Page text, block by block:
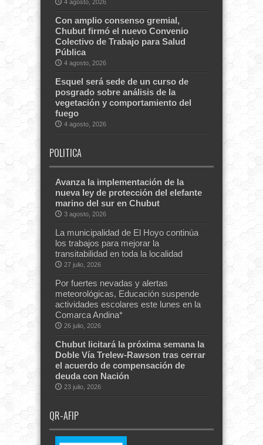
4 agosto, 2026
Con amplio consenso gremial,
Chubut firmó el nuevo Convenio
Colectivo de Trabajo para Salud
Pública
4 agosto, 2026
Esquel será sede de un curso de
posgrado sobre análisis de la
vegetación y comportamiento del
fuego
4 agosto, 2026
POLITICA
Avanza la implementación de la
nueva ley de protección del elefante
marino del sur en Chubut
3 agosto, 2026
La municipalidad de El Hoyo continúa
los trabajos para mejorar la
transitabilidad en toda la localidad
27 julio, 2026
Por fuertes nevadas y alertas
meteorológicas, Educación suspende
actividades escolares este lunes en la
Comarca Andina*
26 julio, 2026
Chubut licitará la próxima semana la
Doble Vía Trelew-Rawson tras cerrar
el acuerdo de compensación de
deuda con Nación
23 julio, 2026
QR-AFIP